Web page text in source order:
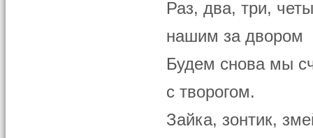
Раз, два, три,
нашим за двором
Будем снова мы
с творогом.
Зайка, зонтик,